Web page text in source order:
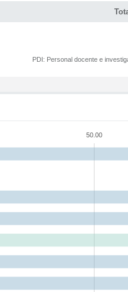
PDI: Personal docente e
50.00